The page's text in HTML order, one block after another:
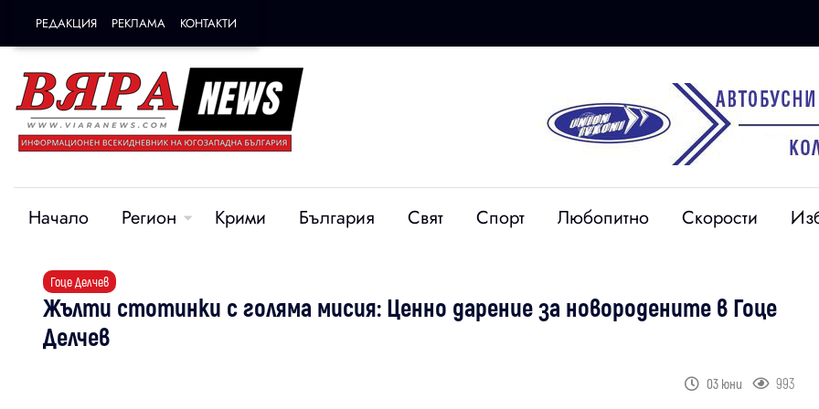
РЕДАКЦИЯ РЕКЛАМА КОНТАКТИ
Начало Регион Крими България Свят Спорт Любопитно Скорости
Гоце Делчев
Жълти стотинки с голяма мисия: Ценно дарение за новородените в Гоце
Делчев
03 юни 993